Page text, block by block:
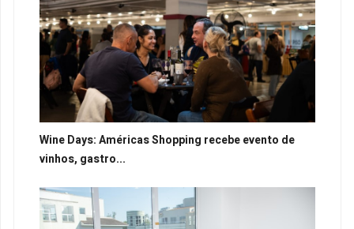
Wine Days: Américas Shopping recebe evento de
vinhos, gastro...